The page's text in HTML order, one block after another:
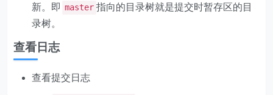
新。即 master 指向的目录树就是提交时暂存区的目
录树。
查看日志
查看提交日志